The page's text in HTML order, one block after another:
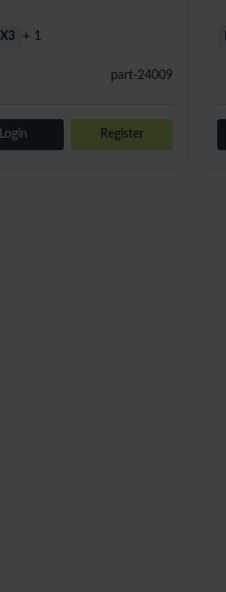
part-24009
+ 1
Login Register